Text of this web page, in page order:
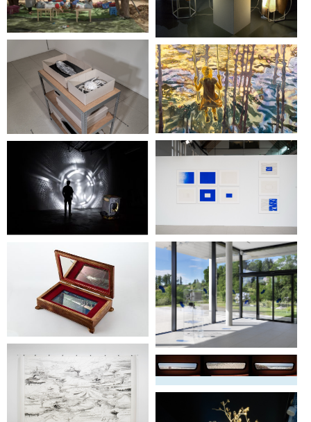
La délicate légèreté de
l’être
Lilith
Swimming Lesson
Les abris documentaires
Perdre Pied
Sève
Tumble Skope
Thomas Teurlai
Horizonto
Olivier Crouzel